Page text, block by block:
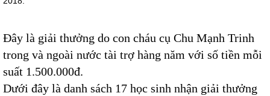
Đây là giải thưởng do con cháu cụ Chu Mạnh Trinh
trong và ngoài nước tài trợ hàng năm với số tiền mỗi
suất 1.500.000đ.
Dưới đây là danh sách 17 học sinh nhận giải thưởng